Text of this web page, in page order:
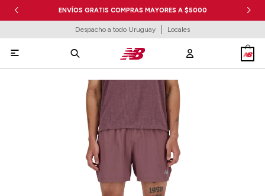
ENVÍOS GRATIS COMPRAS MAYORES A $5000
Despacho a todo Uruguay Locales
